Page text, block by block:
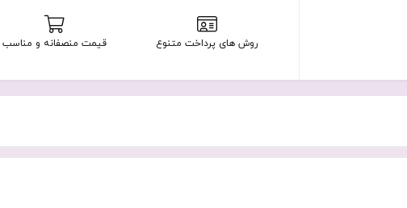
مدل
با
روش های پرداخت متنوع قیمت منصفانه و مناسب